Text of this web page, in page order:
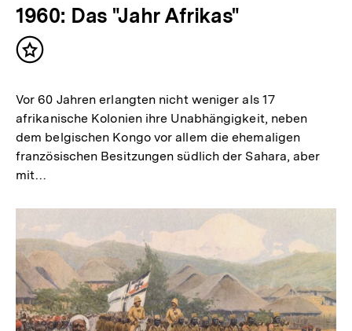
1960: Das "Jahr Afrikas"
Inhalt
Vor 60 Jahren erlangten nicht weniger als 17
afrikanische Kolonien ihre Unabhängigkeit, neben
dem belgischen Kongo vor allem die ehemaligen
französischen Besitzungen südlich der Sahara, aber
mit…